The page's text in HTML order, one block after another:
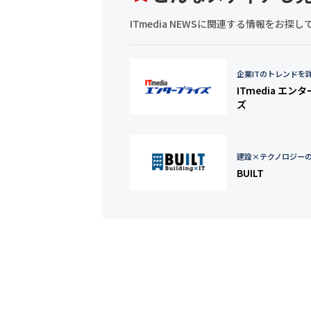
ITmedia NEWSに関連する情報をお探し
企業ITのトレンドを
ITmedia エンタ
ズ
建設×テクノロジー
BUILT